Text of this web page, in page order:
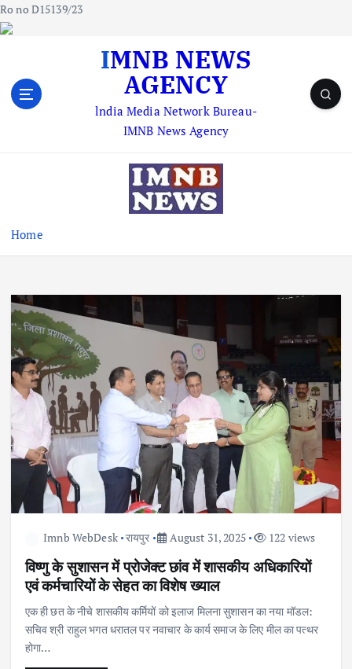
Ro no D15139/23
IMNB NEWS
AGENCY
lndia Media Network Bureau-
IMNB News Agency
Home
Imnb WebDesk रायपुर August 31, 2025 122 views
विष्णु के सुशासन में प्रोजेक्ट छांव में शासकीय अधिकारियों
एवं कर्मचारियों के सेहत का विशेष ख्याल
एक ही छत के नीचे शासकीय कर्मियों को इलाज मिलना सुशासन का नया मॉडल:
सचिव श्री राहुल भगत धरातल पर नवाचार के कार्य समाज के लिए मील का पत्थर
होगा…